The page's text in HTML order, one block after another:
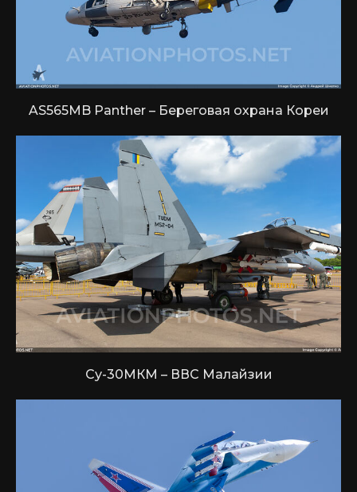
AS565MB Panther – Береговая охрана Кореи
Су-30МКМ – ВВС Малайзии